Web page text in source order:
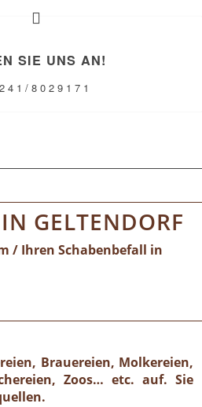
SIE UNS AN!
4 1 / 8 0 2 9 1 7 1
GELTENDORF
/ Ihren Schabenbefall in
Brauereien, Molkereien,
Zoos… etc. auf. Sie